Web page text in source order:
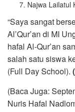
Najwa Lailatul
“Saya sangat
Al’Qur’an di MI
hafal Al-Qur’an
salah satu siswa
(Full Day School).
(Baca Juga:
Nuris Hafal